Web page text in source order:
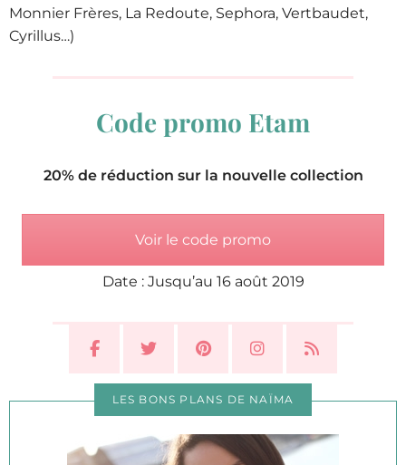
Monnier Frères, La Redoute, Sephora, Vertbaudet,
Cyrillus…)
Code promo Etam
20% de réduction sur la nouvelle collection
Voir le code promo
Date : Jusqu’au 16 août 2019
LES BONS PLANS DE NAÏMA